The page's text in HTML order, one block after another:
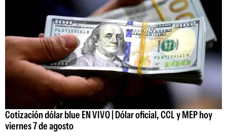
Cotización dólar blue EN VIVO | Dólar oficial, CCL y MEP hoy
viernes 7 de agosto